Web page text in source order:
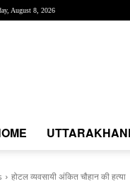
August 8, 2026
होटल व्यवसायी अंकित चौहान की हत्या